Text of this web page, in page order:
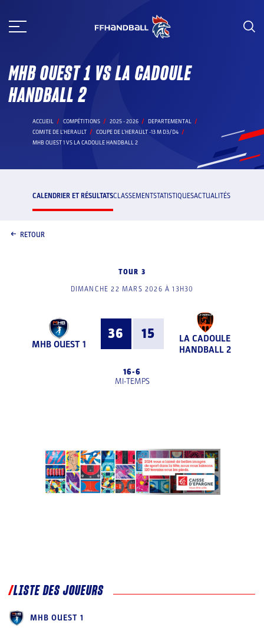
au
MHB OUEST 1 VS LA CADOULE
HANDBALL 2
ACCUEIL COMPÉTITIONS 2025 - 2026
DEPARTEMENTAL
COMITE DE L'HERAULT
COUPE DE L'HERAULT -13 M D3/D4
MHB OUEST 1 VS LA CADOULE HANDBALL 2
CALENDRIER ET RÉSULTATSCLASSEMENTSTATISTIQUESACTUALITÉS
RETOUR
TOUR 3
DIMANCHE 22 MARS 2026 À 13H30
MHB OUEST 1
36 15
LA CADOULE
HANDBALL 2
16-6
MI-TEMPS
LISTE DES JOUEURS
MHB OUEST 1